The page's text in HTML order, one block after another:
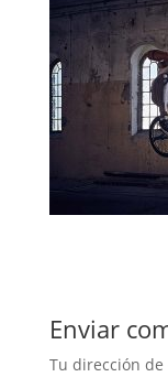
Enviar
Tu dirección